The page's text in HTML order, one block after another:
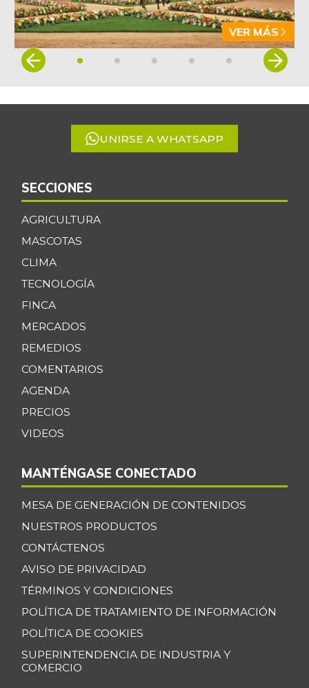
VER MÁS
Item
5
UNIRSE A WHATSAPP
SECCIONES
AGRICULTURA
MASCOTAS
CLIMA
TECNOLOGÍA
FINCA
MERCADOS
REMEDIOS
COMENTARIOS
AGENDA
PRECIOS
VIDEOS
MANTÉNGASE CONECTADO
MESA DE GENERACIÓN DE CONTENIDOS
NUESTROS PRODUCTOS
CONTÁCTENOS
AVISO DE PRIVACIDAD
TÉRMINOS Y CONDICIONES
POLÍTICA DE TRATAMIENTO DE INFORMACIÓN
POLÍTICA DE COOKIES
SUPERINTENDENCIA DE INDUSTRIA Y
COMERCIO